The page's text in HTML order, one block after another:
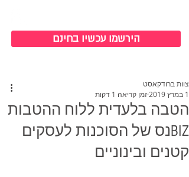
הירשמו עכשיו בחינם
הטבה בלעדית ללוח ההטבות
BIZנס של הסוכנות לעסקים
קטנים ובינוניים
צוות ברודקאסט
1 במרץ 2019
זמן קריאה 1 דקות